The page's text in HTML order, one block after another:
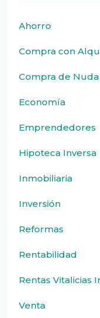
Ahorro
Compra con
Compra de
Economía
Emprendedores
Hipoteca Inversa
Inmobiliaria
Inversión
Reformas
Rentabilidad
Rentas Vitalicias
Venta